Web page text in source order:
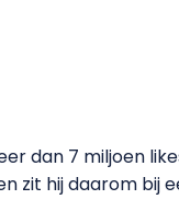
dan 7 miljoen
zit hij daarom bij